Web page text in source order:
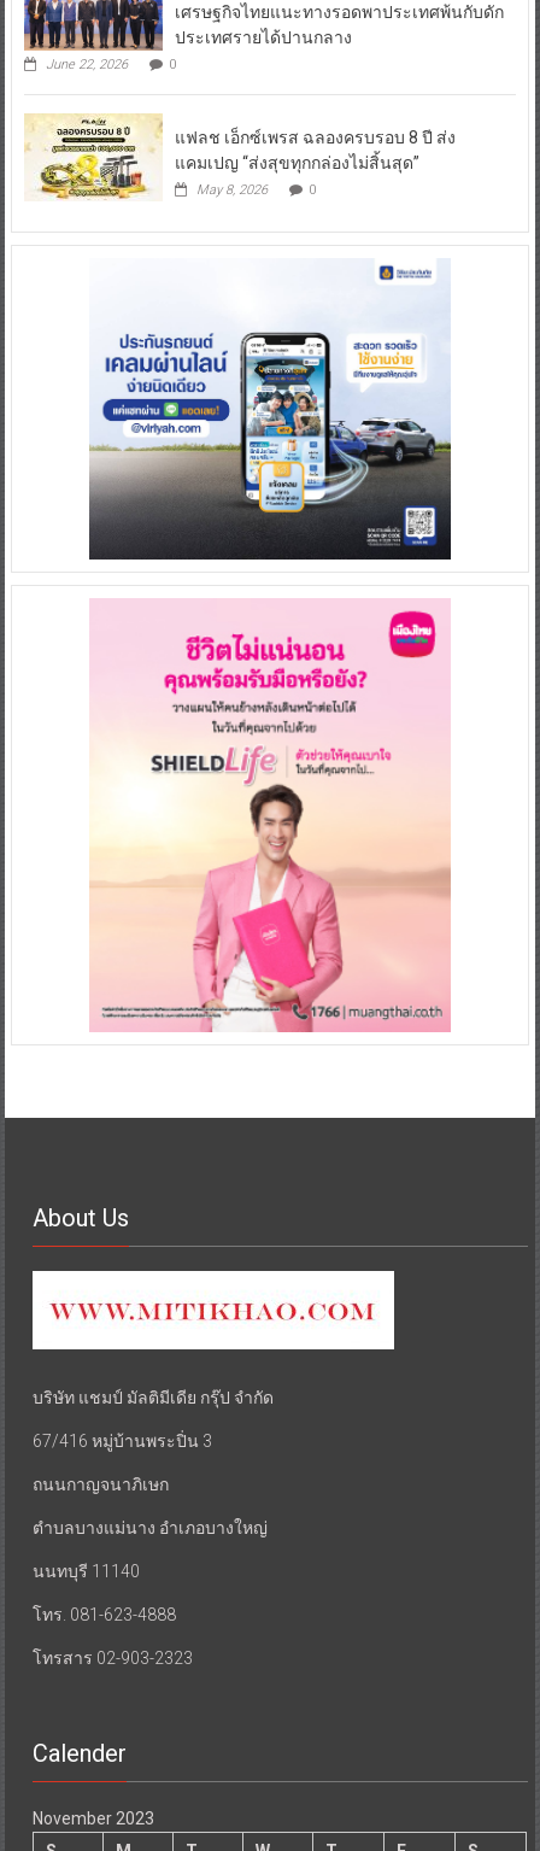
เศรษฐกิจไทยแนะทางรอดพาประเทศพ้นกับดัก
ประเทศรายได้ปานกลาง
June 22, 2026 0
แฟลช เอ็กซ์เพรส ฉลองครบรอบ 8 ปี ส่ง
แคมเปญ “ส่งสุขทุกกล่องไม่สิ้นสุด”
May 8, 2026 0
About Us
บริษัท แชมป์ มัลติมีเดีย กรุ๊ป จำกัด
67/416 หมู่บ้านพระปิ่น 3
ถนนกาญจนาภิเษก
ตำบลบางแม่นาง อำเภอบางใหญ่
นนทบุรี 11140
โทร. 081-623-4888
โทรสาร 02-903-2323
Calender
November 2023